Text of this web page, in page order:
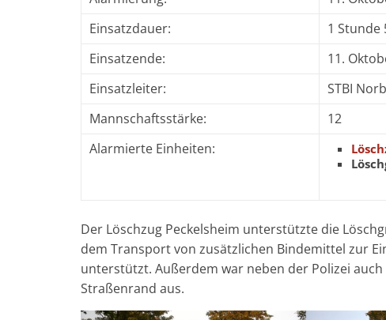
Einsatzdauer:
1 Stunde
Einsatzende:
11.
Einsatzleiter:
STBI
Mannschaftsstärke:
12
Alarmierte Einheiten:
Der Löschzug Peckelsheim unterstützte die
dem Transport von zusätzlichen Bindemittel zur
unterstützt. Außerdem war neben der Polizei
Straßenrand aus.